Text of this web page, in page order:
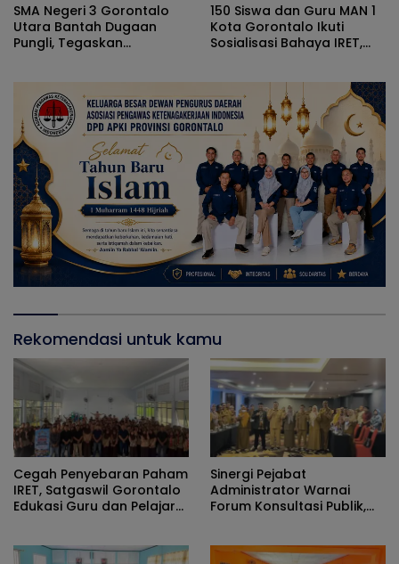
SMA Negeri 3 Gorontalo
Utara Bantah Dugaan
Pungli, Tegaskan
Orang Tua dan Komite
150 Siswa dan Guru MAN 1
Kota Gorontalo Ikuti
Sosialisasi Bahaya IRET,
Rekomendasi untuk kamu
Cegah Penyebaran Paham
IRET, Satgaswil Gorontalo
Edukasi Guru dan Pelajar
Sinergi Pejabat
Administrator Warnai
Forum Konsultasi Publik,
Pelayanan